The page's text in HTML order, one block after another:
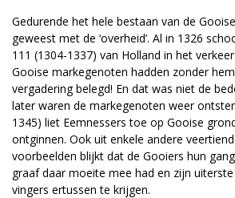
Gedurende het hele bestaan van de
geweest met de ‘overheid’. Al in 1326
111 (1304-1337) van Holland in het
Gooise markegenoten hadden zonder
vergadering belegd! En dat was niet de
later waren de markegenoten weer
1345) liet Eemnessers toe op Gooise
ontginnen. Ook uit enkele andere
voorbeelden blijkt dat de Gooiers hun
graaf daar moeite mee had en zijn
vingers ertussen te krijgen.